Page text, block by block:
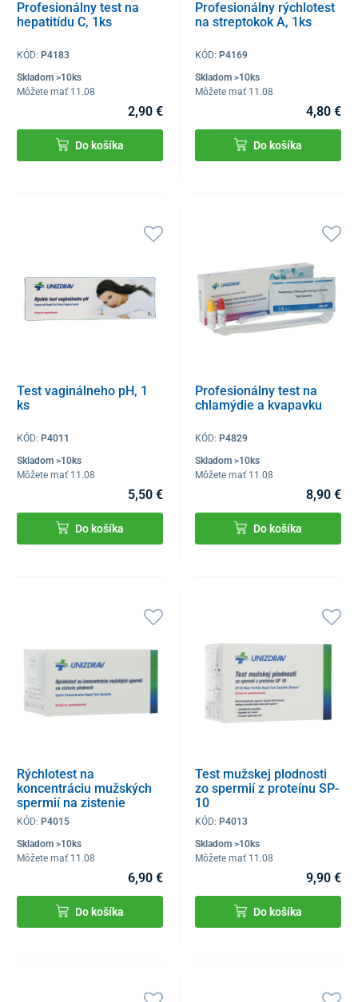
Profesionálny test na
hepatitídu C, 1ks
KÓD: P4183
Skladom >10ks
Môžete mať 11.08
2,90 €
Do košíka
Profesionálny rýchlotest
na streptokok A, 1ks
KÓD: P4169
Skladom >10ks
Môžete mať 11.08
4,80 €
Do košíka
Test vaginálneho pH, 1
ks
KÓD: P4011
Skladom >10ks
Môžete mať 11.08
5,50 €
Do košíka
Profesionálny test na
chlamýdie a kvapavku
KÓD: P4829
Skladom >10ks
Môžete mať 11.08
8,90 €
Do košíka
Rýchlotest na
koncentráciu mužských
spermií na zistenie
plodnosti
KÓD: P4015
Skladom >10ks
Môžete mať 11.08
6,90 €
Do košíka
Test mužskej plodnosti
zo spermií z proteínu SP-
10
KÓD: P4013
Skladom >10ks
Môžete mať 11.08
9,90 €
Do košíka